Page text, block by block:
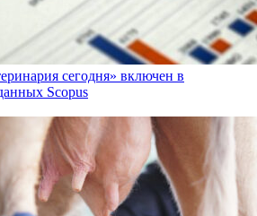
сегодня» включен в
Scopus